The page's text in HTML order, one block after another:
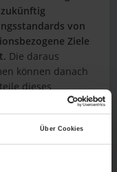
Über Cookies
von
Ziele
Die daraus
können danach
dieses
werden und
werden